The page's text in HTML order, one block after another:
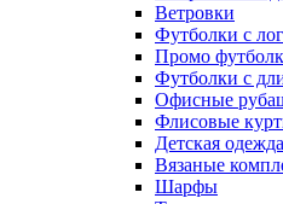
Ветровки
Футболки с
Промо
Футболки с
Офисные
Флисовые
Детская одежда
Вязаные
Шарфы